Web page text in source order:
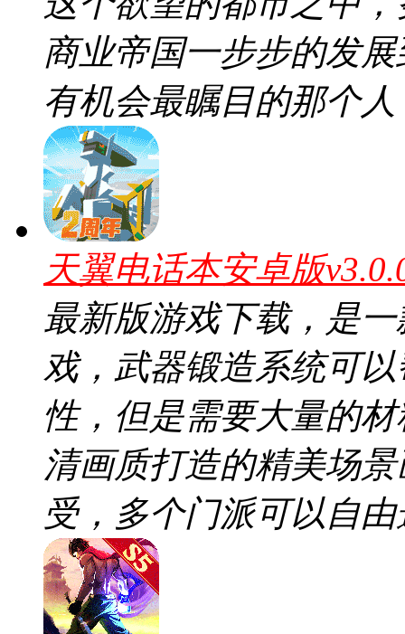
商业帝国一步步的发
有机会最瞩目的那个
天翼电话本安卓版
最新版游戏下载，是
戏，武器锻造系统可
性，但是需要大量的
清画质打造的精美场
受，多个门派可以自